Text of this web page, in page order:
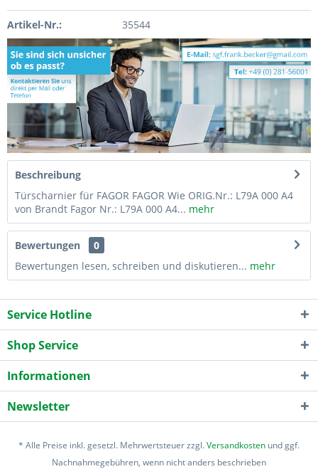
Artikel-Nr.: 35544
Beschreibung
Türscharnier für FAGOR FAGOR Wie ORIG.Nr.: L79A 000 A4
von Brandt Fagor Nr.: L79A 000 A4... mehr
Bewertungen
0
Bewertungen lesen, schreiben und diskutieren... mehr
Service Hotline
Shop Service
Informationen
Newsletter
* Alle Preise inkl. gesetzl. Mehrwertsteuer zzgl.Versandkosten und ggf.
Nachnahmegebühren, wenn nicht anders beschrieben